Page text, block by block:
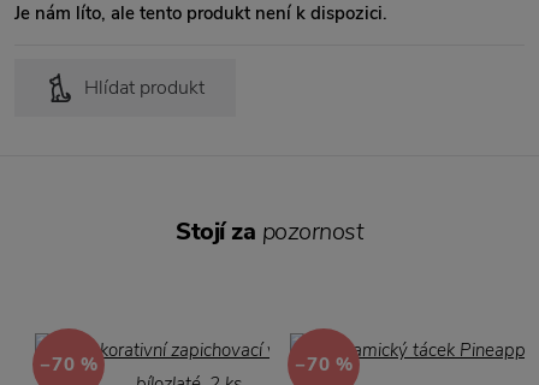
Je nám líto, ale tento produkt není k dispozici.
Hlídat produkt
Stojí za pozornost
−70 % −70 %